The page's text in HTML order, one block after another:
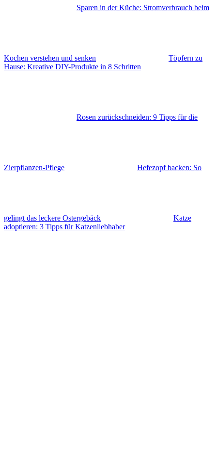
Sparen in der Küche: Stromverbrauch beim
Kochen verstehen und senken
Töpfern zu
Hause: Kreative DIY-Produkte in 8 Schritten
Rosen zurückschneiden: 9 Tipps für die
Zierpflanzen-Pflege Hefezopf backen: So
gelingt das leckere Ostergebäck
Katze
adoptieren: 3 Tipps für Katzenliebhaber